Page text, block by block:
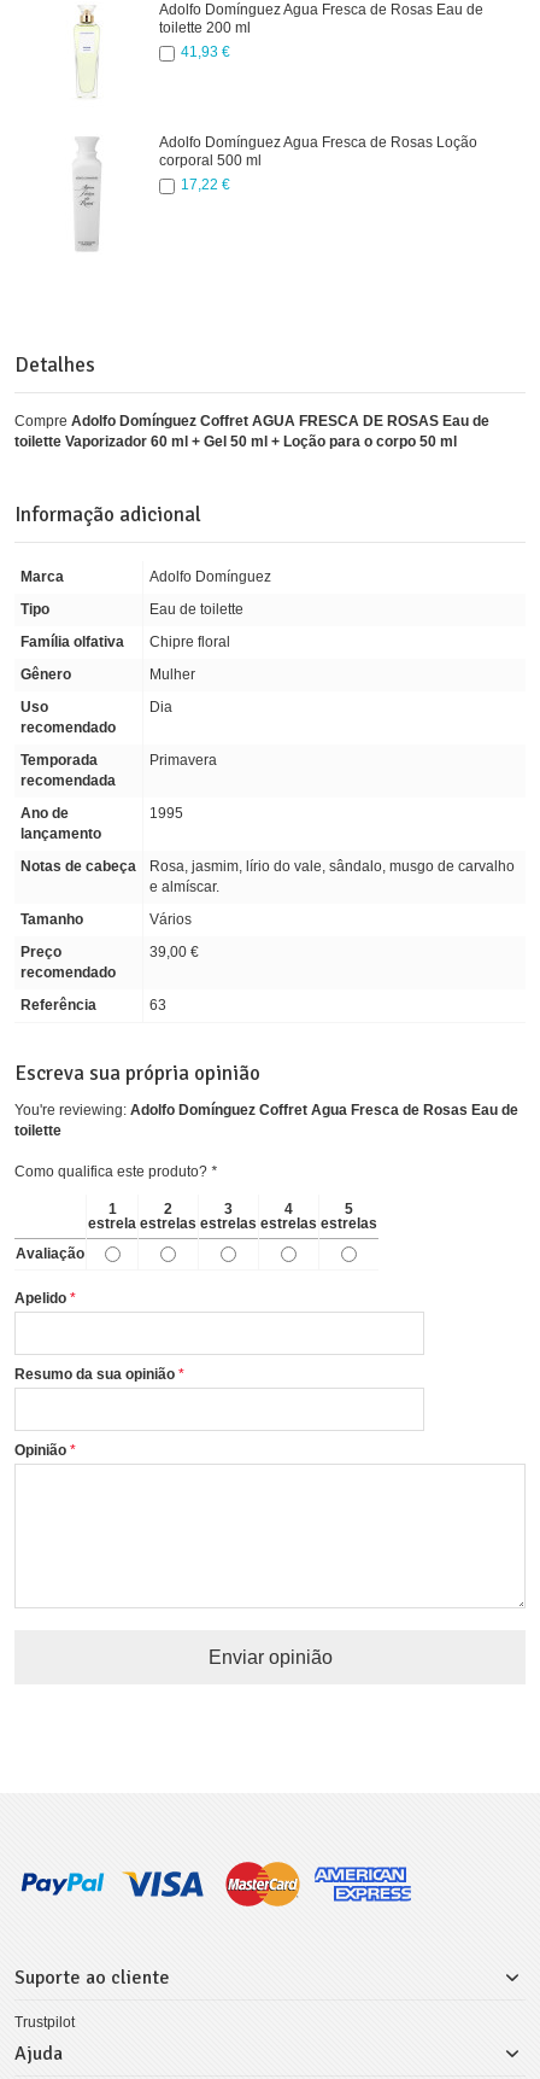
Adolfo Domínguez Agua Fresca de Rosas Eau de
toilette 200 ml
41,93 €
Adolfo Domínguez Agua Fresca de Rosas Loção
corporal 500 ml
17,22 €
Detalhes
Compre Adolfo Domínguez Coffret AGUA FRESCA DE ROSAS Eau de
toilette Vaporizador 60 ml + Gel 50 ml + Loção para o corpo 50 ml
Informação adicional
Marca
Adolfo Domínguez
Tipo
Eau de toilette
Família olfativa
Chipre floral
Gênero
Mulher
Uso
recomendado
Dia
Temporada
recomendada
Primavera
Ano de
lançamento
1995
Notas de cabeça
Rosa, jasmim, lírio do vale, sândalo, musgo de carvalho
e almíscar.
Tamanho
Vários
Preço
recomendado
39,00 €
Referência 63
Escreva sua própria opinião
You're reviewing: Adolfo Domínguez Coffret Agua Fresca de Rosas Eau de
toilette
Como qualifica este produto? *
1
estrela
2
estrelas
3
estrelas
4
estrelas
5
estrelas
Avaliação
Apelido
Resumo da sua opinião
Opinião
Enviar opinião
Suporte ao cliente
Trustpilot
Ajuda